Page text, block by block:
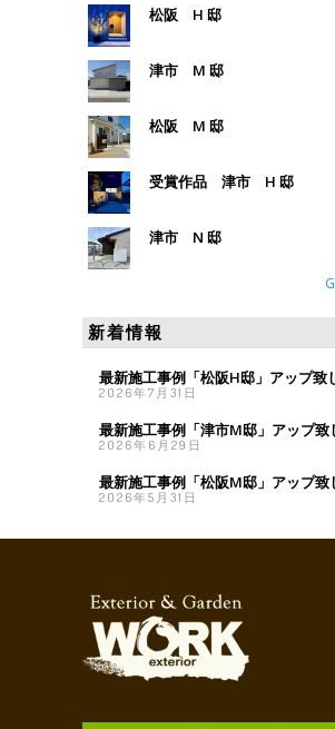
松阪 H 邸
津市 M 邸
松阪 M 邸
受賞作品 津市 H 邸
津市 N 邸
新着情報
最新施工事例「松阪H邸」アップ致
2026年7月31日
最新施工事例「津市M邸」アップ致
2026年6月29日
最新施工事例「松阪M邸」アップ致
2026年5月31日